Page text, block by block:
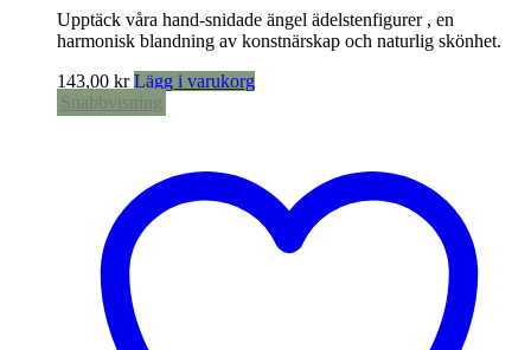
Upptäck våra hand-snidade ängel ädelstenfigurer , en
harmonisk blandning av konstnärskap och naturlig skönhet.
143,00 kr Lägg i varukorg
Snabbvisning